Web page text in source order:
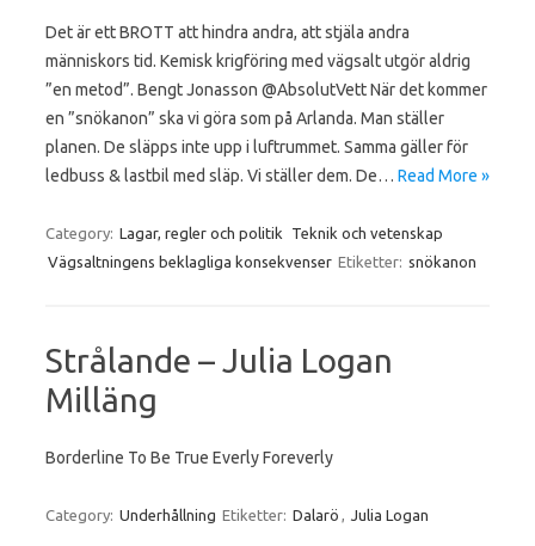
Det är ett BROTT att hindra andra, att stjäla andra
människors tid. Kemisk krigföring med vägsalt utgör aldrig
”en metod”. Bengt Jonasson ⁦‪@AbsolutVett‬⁩ När det kommer
en ”snökanon” ska vi göra som på Arlanda. Man ställer
planen. De släpps inte upp i luftrummet. Samma gäller för
ledbuss & lastbil med släp. Vi ställer dem. De… Read More »
Category: Lagar, regler och politik
Teknik och vetenskap
Vägsaltningens beklagliga konsekvenser Etiketter: snökanon
Strålande – Julia Logan
Milläng
Borderline To Be True Everly Foreverly
Category: Underhållning Etiketter: Dalarö , Julia Logan